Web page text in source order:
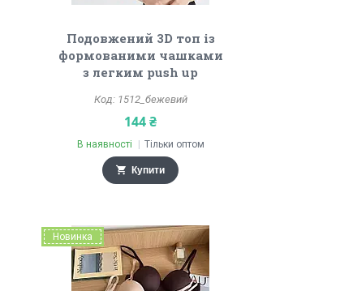
Подовжений 3D топ із
формованими чашками
з легким push up
1512_бежевий
144 ₴
В наявності Тільки оптом
Купити
Новинка